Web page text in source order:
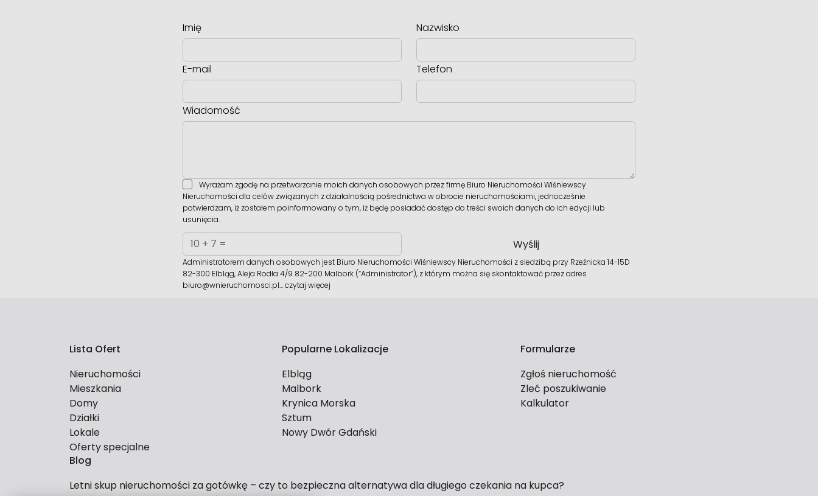
Imię Nazwisko
E-mail Telefon
Wiadomość
Wyrażam zgodę na przetwarzanie moich danych osobowych przez firmę Biuro Nieruchomości Wiśniewscy
Nieruchomości dla celów związanych z działalnością pośrednictwa w obrocie nieruchomościami, jednocześnie
potwierdzam, iż zostałem poinformowany o tym, iż będę posiadać dostęp do treści swoich danych do ich edycji lub
usunięcia.
Administratorem danych osobowych jest Biuro Nieruchomości Wiśniewscy Nieruchomości z siedzibą przy Rzeźnicka 14-15D
82-300 Elbląg, Aleja Rodła 4/9 82-200 Malbork (“Administrator”), z którym można się skontaktować przez adres
biuro@wnieruchomosci.pl…czytaj więcej
Lista Ofert
Nieruchomości
Mieszkania
Domy
Działki
Lokale
Oferty specjalne
Popularne Lokalizacje
Elbląg
Malbork
Krynica Morska
Sztum
Nowy Dwór Gdański
Formularze
Zgłoś nieruchomość
Zleć poszukiwanie
Kalkulator
Blog
Letni skup nieruchomości za gotówkę – czy to bezpieczna alternatywa dla długiego czekania na kupca?